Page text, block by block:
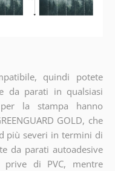
quindi potete
da parati in qualsiasi
la stampa hanno
GOLD, che
più severi in termini di
da parati autoadesive
di PVC, mentre